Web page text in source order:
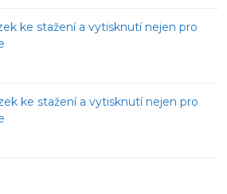
ke stažení a vytisknutí nejen pro
ke stažení a vytisknutí nejen pro